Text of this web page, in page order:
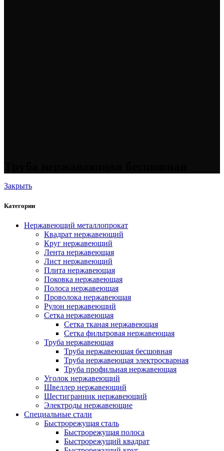
Закрыть
Категории
Нержавеющий металлопрокат
Квадрат нержавеющий
Круг нержавеющий
Лента нержавеющая
Лист нержавеющий
Плита нержавеющая
Поковка нержавеющая
Полоса нержавеющая
Проволока нержавеющая
Рулон нержавеющий
Сетка нержавеющая
Сетка тканая нержавеющая
Сетка фильтровая нержавеющая
Труба нержавеющая
Труба нержавеющая бесшовная
Труба нержавеющая электросварная
Труба профильная нержавеющая
Уголок нержавеющий
Швеллер нержавеющий
Шестигранник нержавеющий
Электроды нержавеющие
Специальные стали
Быстрорежущая сталь
Быстрорежущая полоса
Быстрорежущий квадрат